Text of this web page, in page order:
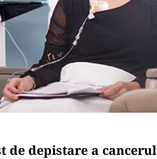
de depistare a